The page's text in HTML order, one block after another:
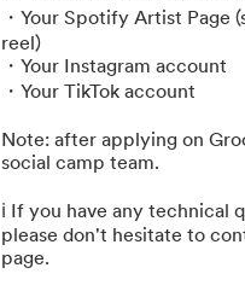
・Your Spotify Artist
reel)
・Your Instagram account
・Your TikTok account
Note: after applying on
social camp team.
ℹ️ If you have any technical
please don't hesitate to
page.